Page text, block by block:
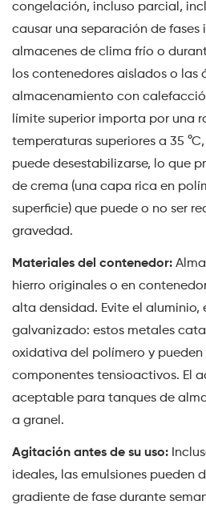
congelación, incluso parcial,
causar una separación de fases
almacenes de clima frío o
los contenedores aislados o las
almacenamiento con
límite superior importa por una
temperaturas superiores a 35
puede desestabilizarse, lo que
de crema (una capa rica en
superficie) que puede o no ser
gravedad.
Materiales del contenedor:
hierro originales o en
alta densidad. Evite el aluminio,
galvanizado: estos metales
oxidativa del polímero y pueden
componentes tensioactivos. El
aceptable para tanques de
a granel.
Agitación antes de su uso:
ideales, las emulsiones pueden
gradiente de fase durante